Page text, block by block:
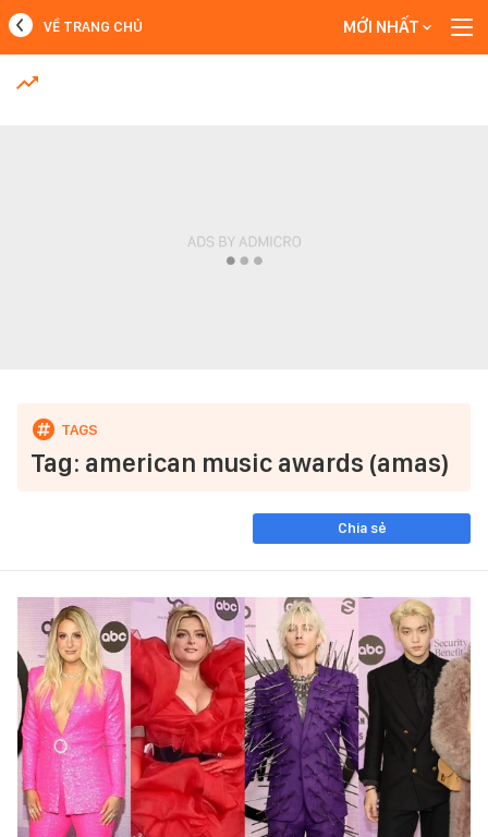
MỚI NHẤT
VỀ TRANG CHỦ MỚI NHẤT
Tag: american music awards (amas)
Chia sẻ